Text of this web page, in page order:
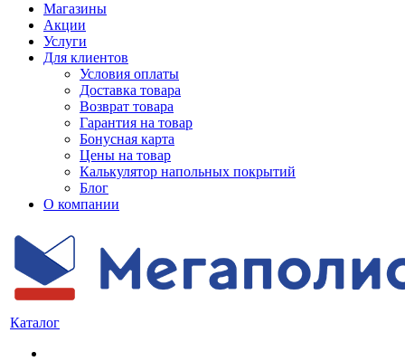
Магазины
Акции
Услуги
Для клиентов
Условия оплаты
Доставка товара
Возврат товара
Гарантия на товар
Бонусная карта
Цены на товар
Калькулятор напольных покрытий
Блог
О компании
Каталог